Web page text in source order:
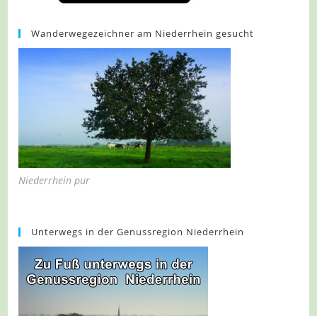
Wanderwegezeichner am Niederrhein gesucht
Niederrhein pur
Unterwegs in der Genussregion Niederrhein